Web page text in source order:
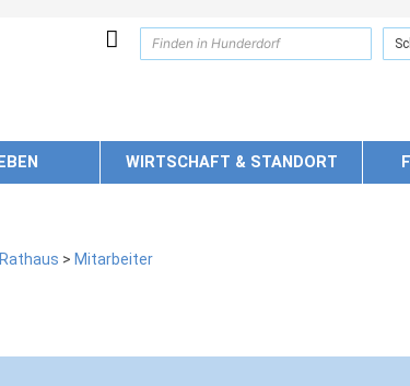
WIRTSCHAFT & STANDORT
Rathaus > Mitarbeiter